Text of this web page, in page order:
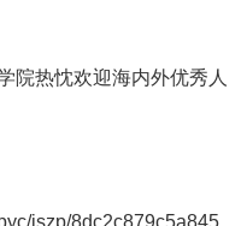
院热忱欢迎海内外优秀人
jszp/8dc2c879c5a845